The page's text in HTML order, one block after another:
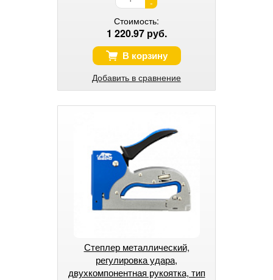
Стоимость:
1 220.97 руб.
В корзину
Добавить в сравнение
Степлер металлический,
регулировка удара,
двухкомпонентная рукоятка, тип